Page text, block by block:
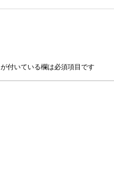
が付いている欄は必須項目です